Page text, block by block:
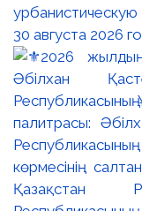
30 августа 2026